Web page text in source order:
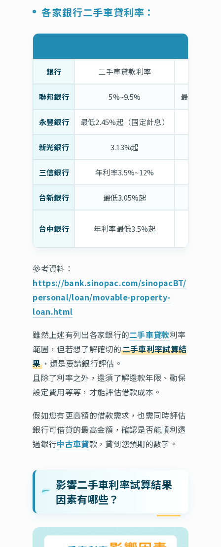
各家銀行二手車貸利率：
銀行 二手車貸款利率
聯邦銀行 5%~9.5% 最高為本
永豐銀行 最低2.45%起（固定計息）
新光銀行 3.13%起
三信銀行 年利率3.5%~12%
台新銀行 最低3.05%起
台中銀行 年利率最低3.5%起
參考資料：
https://bank.sinopac.com/sinopacBT/
personal/loan/movable-property-
loan.html
雖然上述有列出各家銀行的二手車貸款利率
範圍，但若想了解確切的二手車利率試算結
果，還是要請銀行評估。
且除了利率之外，還須了解還款年限、動保
設定費用等等，才能評估借款成本。
假如您有更高額的借款需求，也需同時評估
銀行可借貸的最高金額，確認是否能順利透
過銀行中古車貸款，貸到您預期的數字。
影響二手車利率試算結果
因素有哪些？